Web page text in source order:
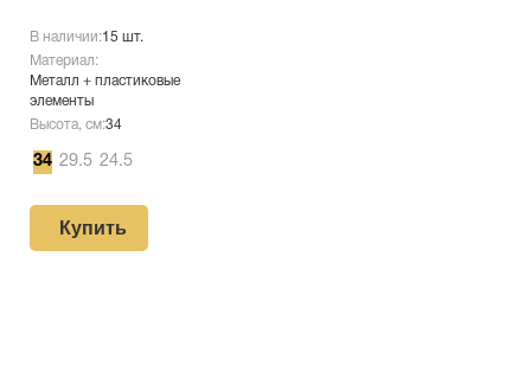
В наличии:15 шт.
Материал:
Металл + пластиковые
элементы
Высота, см:34
34 29.5 24.5
Купить